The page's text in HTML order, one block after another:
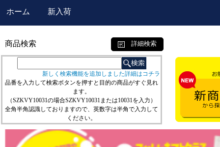
ホーム 新入荷
商品検索 詳細検索
新しく検索機能を追加しました詳細はコチラ
品番を入力して検索ボタンを押すと目的の商品がすぐ見れ
ます。
（SZKVY10031の場合SZKVY10031または10031を入力）
全角半角認識しておりますので、英数字は半角で入力して
ください。